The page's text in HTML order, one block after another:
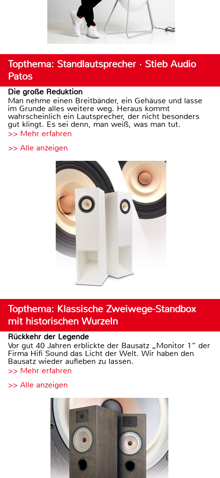
Topthema: Standlautsprecher · Stieb Audio
Patos
Die große Reduktion
Man nehme einen Breitbänder, ein Gehäuse und lasse
im Grunde alles weitere weg. Heraus kommt
wahrscheinlich ein Lautsprecher, der nicht besonders
gut klingt. Es sei denn, man weiß, was man tut.
>> Mehr erfahren
>> Alle anzeigen
Topthema: Klassische Zweiwege-Standbox
mit historischen Wurzeln
Rückkehr der Legende
Vor gut 40 Jahren erblickte der Bausatz „Monitor 1“ der
Firma Hifi Sound das Licht der Welt. Wir haben den
Bausatz wieder aufleben zu lassen.
>> Mehr erfahren
>> Alle anzeigen